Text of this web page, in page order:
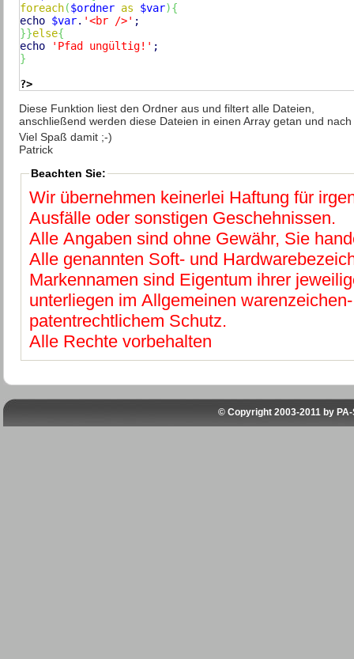
foreach($ordner as $var){
echo $var. '<br />'
}}else{
echo
'Pfad ungültig!'
}
?>
Diese Funktion liest den Ordner aus und filtert alle Dateien,
anschließend werden diese Dateien in einen Array getan und
Viel Spaß damit ;-)
Patrick
Beachten Sie:
Wir übernehmen keinerlei Haftung für
Ausfälle oder sonstigen Geschehnissen.
Alle Angaben sind ohne Gewähr, Sie
Alle genannten Soft- und
Markennamen sind Eigentum ihrer
unterliegen im Allgemeinen
patentrechtlichem Schutz.
Alle Rechte vorbehalten
© Copyright 2003-2011 by